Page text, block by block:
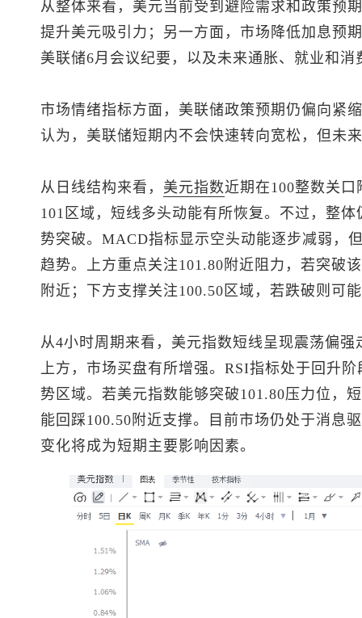
从整体来看，美元当前受到避险需求和政策预
提升美元吸引力；另一方面，市场降低加息预
美联储6月会议纪要，以及未来通胀、就业和
市场情绪指标方面，美联储政策预期仍偏向紧
认为，美联储短期内不会快速转向宽松，但未
从日线结构来看， 美元指数近期在100整数关
101区域，短线多头动能有所恢复。不过，整
势突破。MACD指标显示空头动能逐步减弱，
趋势。上方重点关注101.80附近阻力，若突破
附近；下方支撑关注100.50区域，若跌破则可
从4小时周期来看， 美元指数短线呈现震荡偏强
上方，市场买盘有所增强。RSI指标处于回升
势区域。若美元指数能够突破101.80压力位，
能回踩100.50附近支撑。目前市场仍处于消息
变化将成为短期主要影响因素。